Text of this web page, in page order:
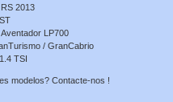
2013
LP700
/ GranCabrio
TSI
modelos? Contacte-nos !